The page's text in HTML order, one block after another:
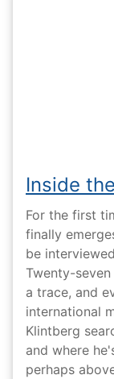
Inside
For the first
finally
be
Twenty-
a trace, and
international
Klintberg
and where
perhaps